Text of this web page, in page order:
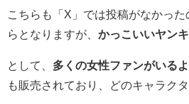
こちらも「X」では投稿がなかっ
らとなりますが、 かっこいいヤンキ
として、 多くの女性ファンがいるよ
も販売されており、どのキャラク